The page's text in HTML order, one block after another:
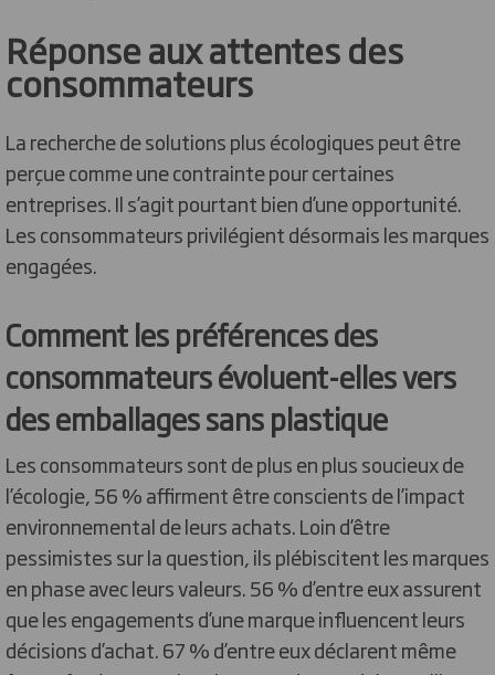
Réponse aux attentes des
consommateurs
La recherche de solutions plus écologiques peut être
perçue comme une contrainte pour certaines
entreprises. Il s’agit pourtant bien d’une opportunité.
Les consommateurs privilégient désormais les marques
engagées.
Comment les préférences des
consommateurs évoluent-elles vers
des emballages sans plastique
Les consommateurs sont de plus en plus soucieux de
l’écologie, 56 % affirment être conscients de l’impact
environnemental de leurs achats. Loin d’être
pessimistes sur la question, ils plébiscitent les marques
en phase avec leurs valeurs. 56 % d’entre eux assurent
que les engagements d’une marque influencent leurs
décisions d’achat. 67 % d’entre eux déclarent même